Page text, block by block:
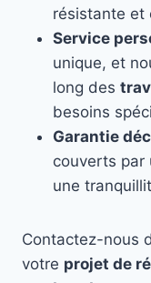
résistante et
Service
unique, et
long des
besoins
Garantie
couverts par
une
Contactez-nous
votre projet de